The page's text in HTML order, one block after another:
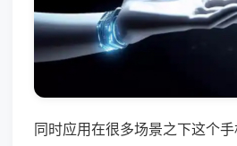
同时应用在很多场景之下这个